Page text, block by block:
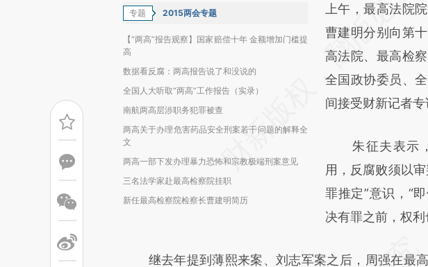
专题 2015两会专题
【“两高”报告观察】国家赔偿十年 金额增加门槛提
高
数据看反腐：两高报告说了和没说的
全国人大听取“两高”工作报告（实录）
南航两高层涉职务犯罪被查
两高关于办理危害药品安全刑案若干问题的解释全
文
两高一部下发办理暴力恐怖和宗教极端刑案意见
三名法学家赴最高检察院挂职
新任最高检察院检察长曹建明简历
AI基
[https://
(https://
成，可能与原文
新观点和立场。
上午，最高法院
曹建明分别向第
高法院、最高检
全国政协委员、
间接受财新记者专
朱征夫表示，
用，反腐败须以
罪推定”意识，“
决有罪之前，权
继去年提到薄熙来案、刘志军案之后，周强在最